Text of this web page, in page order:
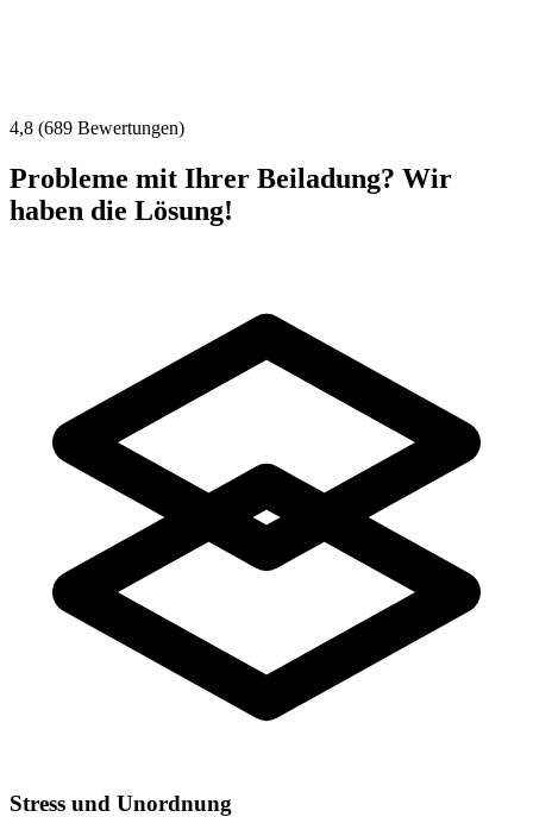
4,8 (689 Bewertungen)
Probleme mit Ihrer Beiladung? Wir
haben die Lösung!
Stress und Unordnung